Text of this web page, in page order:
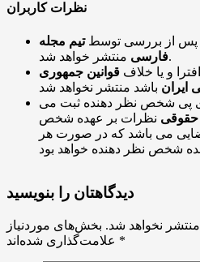
نظرات کاربران
پس از بررسی توسطتیم مجله
فارسیمنتشر خواهد شد.
و یا خلاف قوانین جمهوری
ایران
پی شخص نظر دهنده ثبت می
حقوقی نظرات بر عهده شخص
می باشد که در صورت هر
دیدگاهتان را بنویسید
نخواهد شد. بخش‌های موردنیاز
*